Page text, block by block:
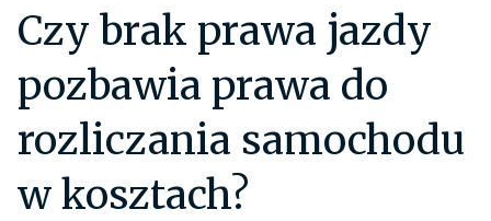
Czy brak prawa jazdy
pozbawia prawa do
rozliczania samochodu
w kosztach?